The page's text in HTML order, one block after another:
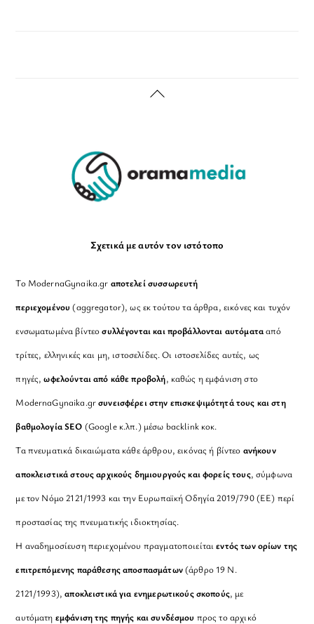
Back
Σχετικά με αυτόν τον ιστότοπο
Το ModernaGynaika.gr αποτελεί συσσωρευτή
περιεχομένου (aggregator), ως εκ τούτου τα άρθρα, εικόνες και τυχόν
ενσωματωμένα βίντεοσυλλέγονται και προβάλλονται αυτόματααπό
τρίτες, ελληνικές και μη, ιστοσελίδες. Οι ιστοσελίδες αυτές, ως
πηγές,ωφελούνται από κάθε προβολή, καθώς η εμφάνιση στο
ModernaGynaika.grσυνεισφέρει στην επισκεψιμότητά τους και στη
βαθμολογία SEO (Google κ.λπ.) μέσω backlink κοκ.
Τα πνευματικά δικαιώματα κάθε άρθρου, εικόνας ή βίντεο ανήκουν
αποκλειστικά στους αρχικούς δημιουργούς και φορείς τους, σύμφωνα
με τον Νόμο 2121/1993 και την Ευρωπαϊκή Οδηγία 2019/790 (ΕΕ) περί
προστασίας της πνευματικής ιδιοκτησίας.
Η αναδημοσίευση περιεχομένου πραγματοποιείταιεντός των ορίων της
επιτρεπόμενης παράθεσης αποσπασμάτων(άρθρο 19 Ν.
2121/1993), αποκλειστικά για ενημερωτικούς σκοπούς, με
αυτόματη εμφάνιση της πηγής και συνδέσμου προς το αρχικό